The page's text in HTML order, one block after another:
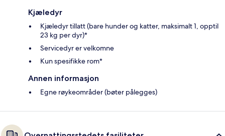
Kjæledyr
Kjæledyr tillatt (bare hunder og katter, maksimalt 1, opptil
23 kg per dyr)*
Servicedyr er velkomne
Kun spesifikke rom*
Annen informasjon
Egne røykeområder (bøter pålegges)